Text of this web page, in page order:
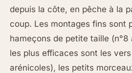
depuis la côte, en pêche à la
coup. Les montages fins sont
hameçons de petite taille (n°8
les plus efficaces sont les
arénicoles), les petits